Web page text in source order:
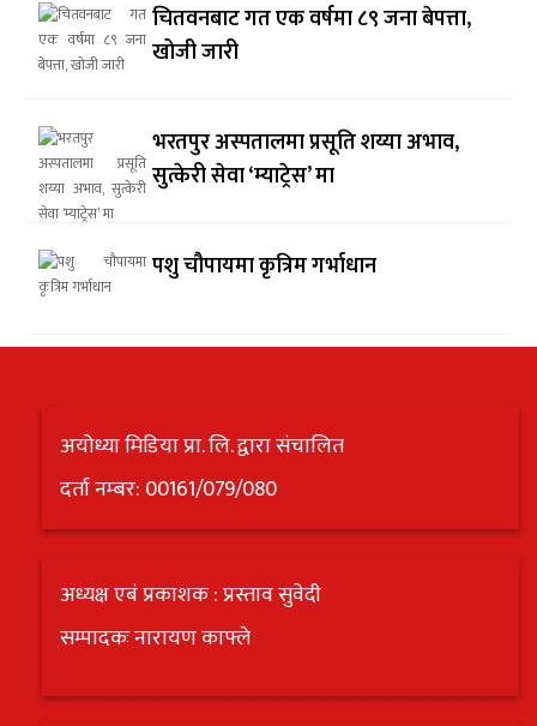
चितवनबाट गत एक वर्षमा ८९ जना बेपत्ता,
खोजी जारी
भरतपुर अस्पतालमा प्रसूति शय्या अभाव,
सुत्केरी सेवा ‘म्याट्रेस’ मा
पशु चौपायमा कृत्रिम गर्भाधान
अयोध्या मिडिया प्रा. लि. द्वारा संचालित
दर्ता नम्बर: 00161/079/080
अध्यक्ष एबं प्रकाशक : प्रस्ताव सुवेदी
सम्पादकः नारायण काफ्ले